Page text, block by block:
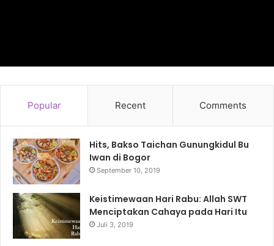
Popular Recent Comments
Hits, Bakso Taichan Gunungkidul Bu
Iwan di Bogor
September 10, 2019
Keistimewaan Hari Rabu: Allah SWT
Menciptakan Cahaya pada Hari Itu
Juli 3, 2019